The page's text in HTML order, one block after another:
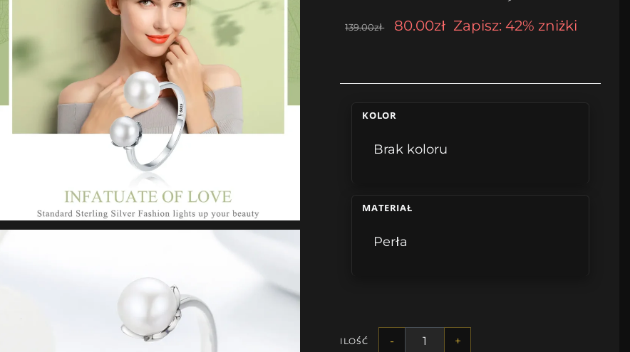
139.00zł 80.00zł Zapisz: 42% zniżki
KOLOR
Brak koloru
MATERIAŁ
Perła
ILOŚĆ - +